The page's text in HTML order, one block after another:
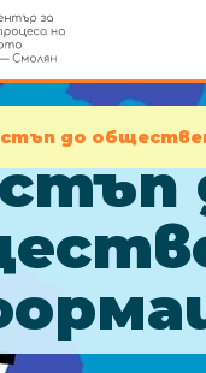
до